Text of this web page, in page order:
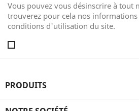
Vous pouvez vous désinscrire à tout
trouverez pour cela nos informations
conditions d'utilisation du site.
PRODUITS